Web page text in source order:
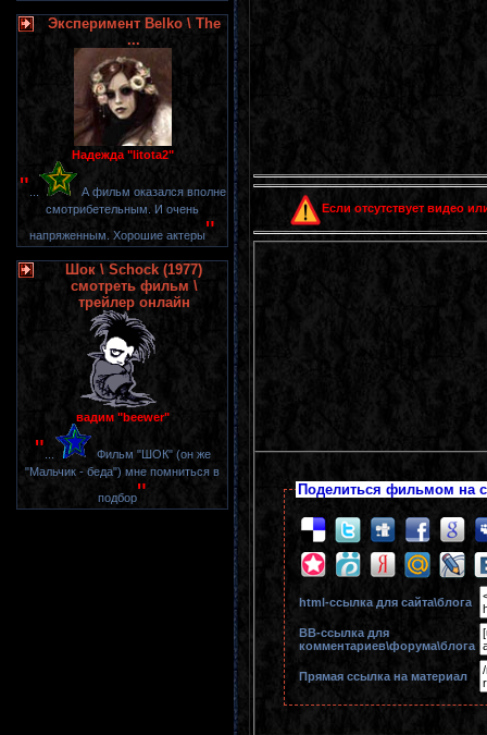
Эксперимент Belko \ The
...
Надежда "litota2"
"
А фильм оказался вполне
смотрибетельным. И очень
напряженным. Хорошие актеры"
Шок \ Schock (1977)
смотреть фильм \
трейлер онлайн
вадим "beewer"
"
Фильм "ШОК" (он же
"Мальчик - беда") мне помниться в
подбор"
Если отсутствует видео
Поделиться фильмом на
html-cсылка для сайта\блога
BB-cсылка для
комментариев\форума\блога
Прямая ссылка на материал